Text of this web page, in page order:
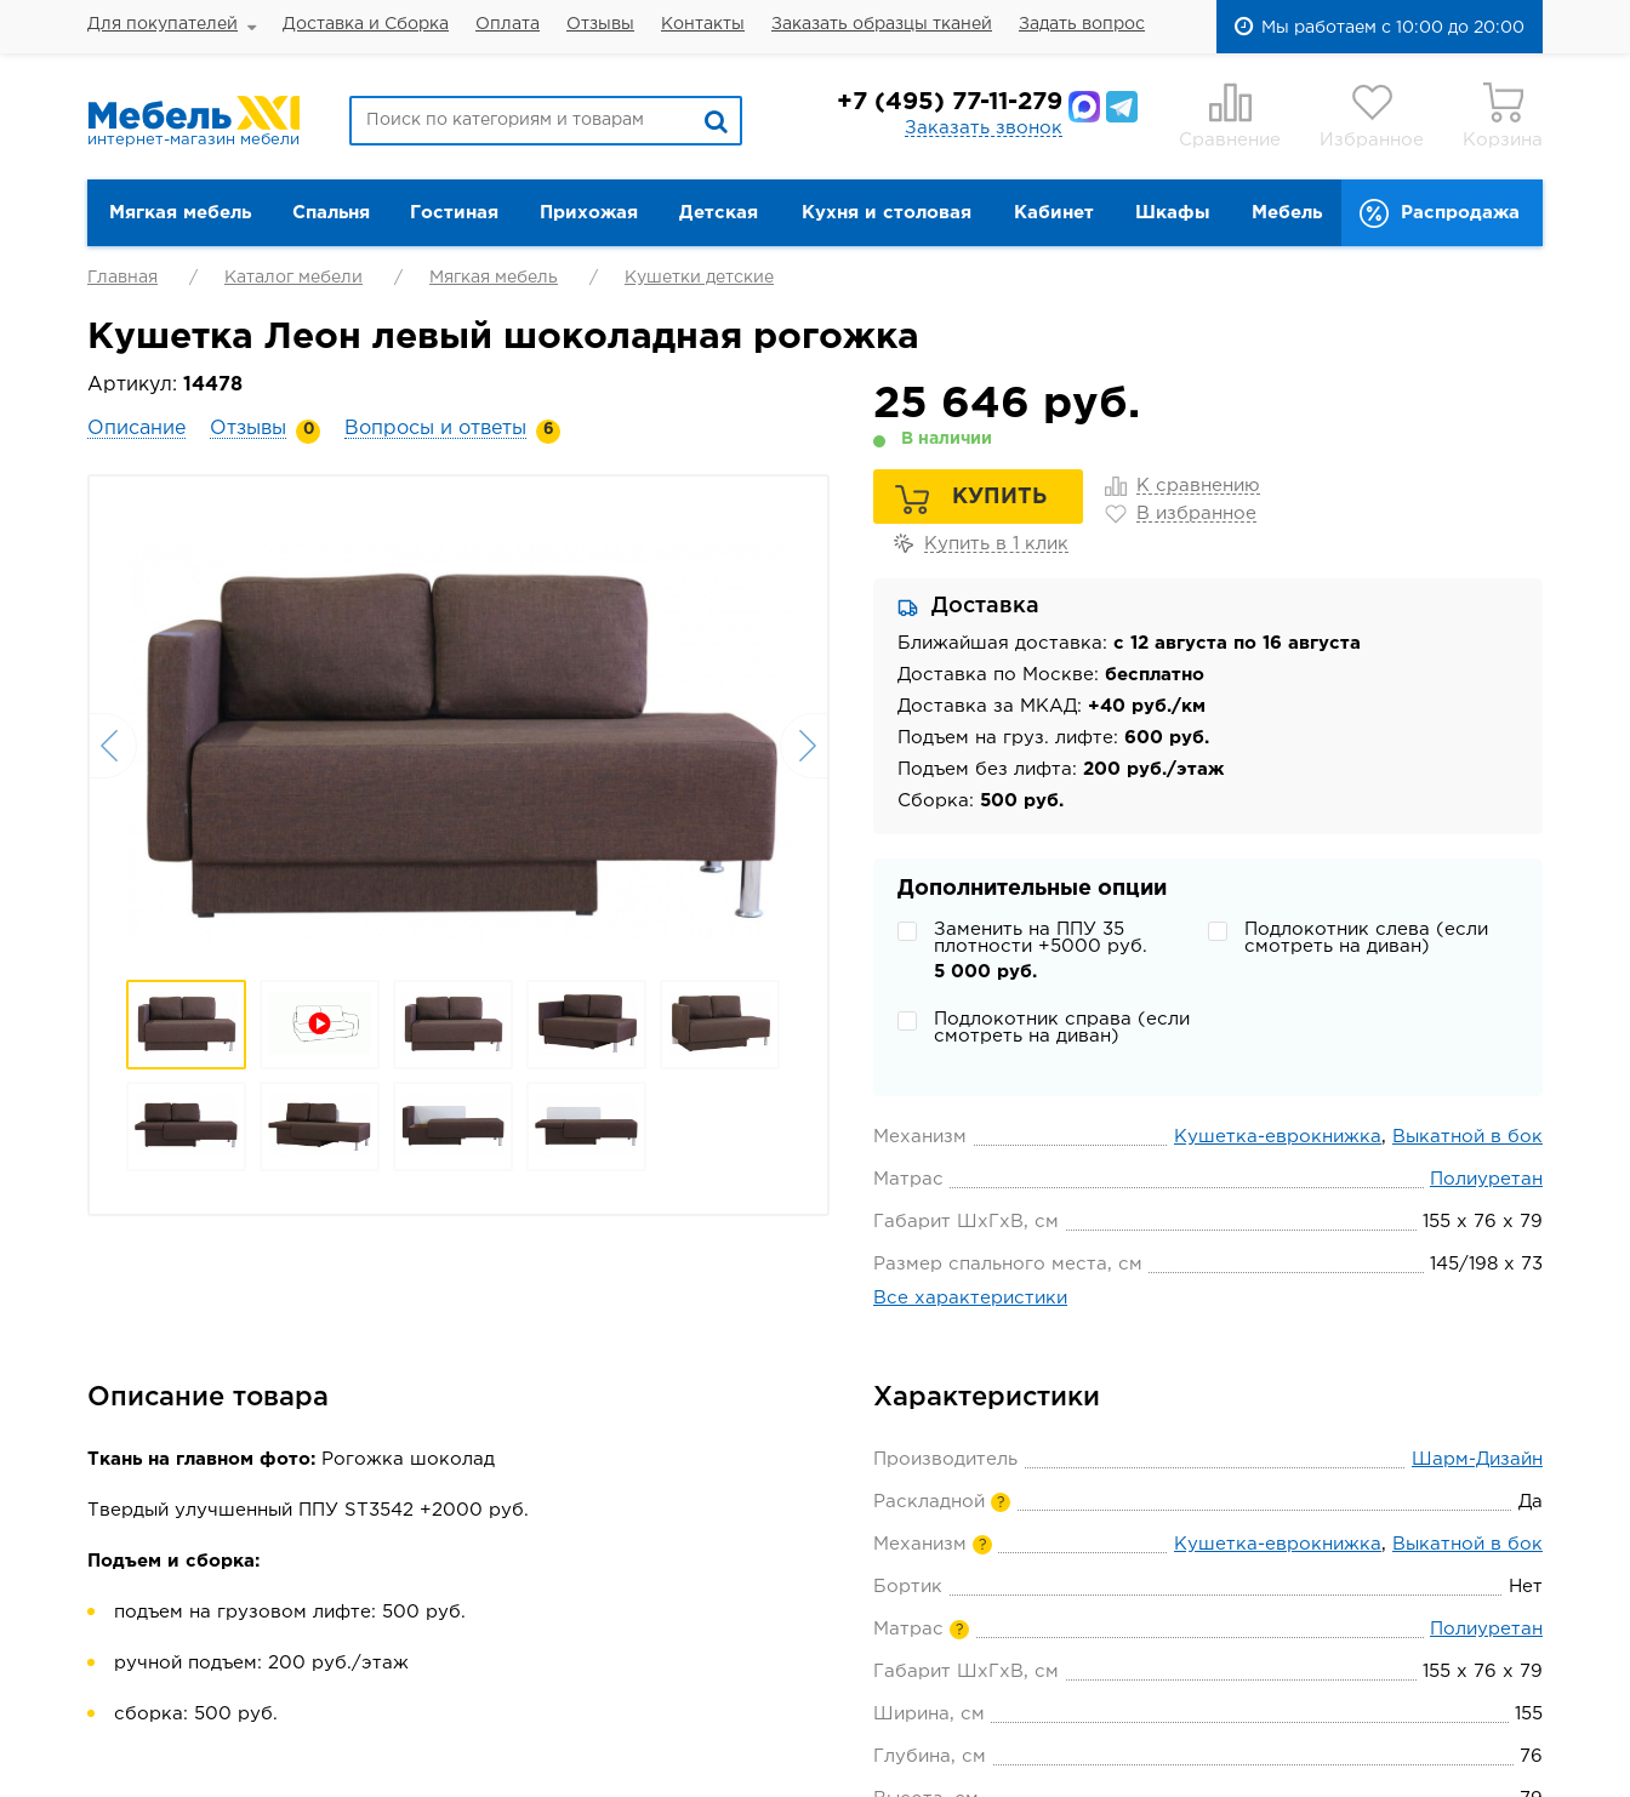
Для покупателей Доставка и Сборка Оплата Отзывы Контакты Заказать образцы тканей Задать вопрос Мы работаем с 10:00 до 20:00
интернет-магазин мебели
+7 (495) 77-11-279
Заказать звонок
Сравнение Избранное Корзина
Мягкая мебель Спальня Гостиная Прихожая Детская Кухня и столовая Кабинет Шкафы Мебель Распродажа
Главная Каталог мебели Мягкая мебель Кушетки детские
Кушетка Леон левый шоколадная рогожка
Артикул: 14478
Описание Отзывы 0 Вопросы и ответы 6
25 646 руб.
В наличии
КУПИТЬ
К сравнению
В избранное
Купить в 1 клик
Доставка
Ближайшая доставка: с 12 августа по 16 августа
Доставка по Москве: бесплатно
Доставка за МКАД: +40 руб./км
Подъем на груз. лифте: 600 руб.
Подъем без лифта: 200 руб./этаж
Сборка: 500 руб.
Дополнительные опции
Заменить на ППУ 35
плотности +5000 руб.
5 000 руб.
Подлокотник слева (если
смотреть на диван)
Подлокотник справа (если
смотреть на диван)
Механизм Кушетка-еврокнижка, Выкатной в бок
Матрас Полиуретан
Габарит ШхГхВ, см 155 х 76 х 79
Размер спального места, см 145/198 х 73
Все характеристики
Описание товара
Ткань на главном фото: Рогожка шоколад
Твердый улучшенный ППУ ST3542 +2000 руб.
Подъем и сборка:
подъем на грузовом лифте: 500 руб.
ручной подъем: 200 руб./этаж
сборка: 500 руб.
Характеристики
Производитель Шарм-Дизайн
Раскладной ? Да
Механизм ? Кушетка-еврокнижка, Выкатной в бок
Бортик Нет
Матрас ? Полиуретан
Габарит ШхГхВ, см 155 х 76 х 79
Ширина, см 155
Глубина, см 76